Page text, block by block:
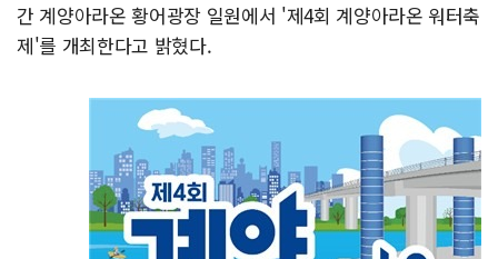
간 계양아라온 황어광장 일원에서 '제4회 계양아라온 워터축
제'를 개최한다고 밝혔다.